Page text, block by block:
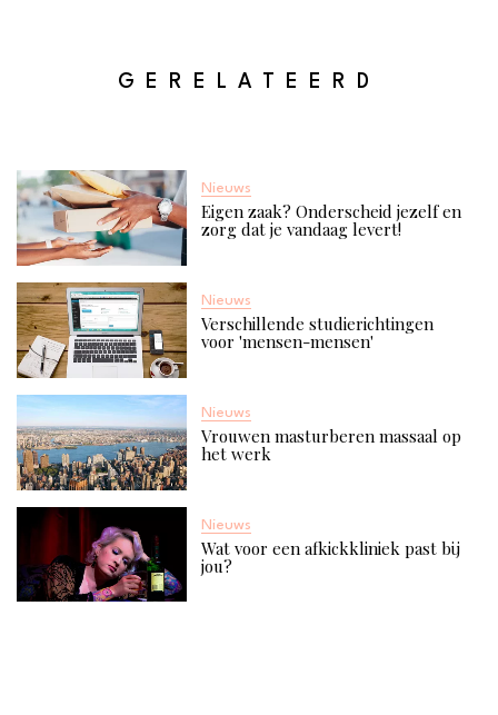
afkickkliniek moet gaan. Het is dan belangrijk om over
bij het maken van een keuze voor de beste afkickkliniek
voor jou.
GERELATEERD
Nieuws
Eigen zaak? Onderscheid jezelf en
zorg dat je vandaag levert!
Nieuws
Verschillende studierichtingen
voor 'mensen-mensen'
Nieuws
Vrouwen masturberen massaal op
het werk
Nieuws
Wat voor een afkickkliniek past bij
jou?